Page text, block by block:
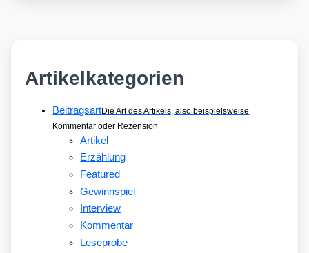
Artikelkategorien
BeitragsartDie Art des Artikels, also beispielsweise
Kommentar oder Rezension
Artikel
Erzählung
Featured
Gewinnspiel
Interview
Kommentar
Leseprobe